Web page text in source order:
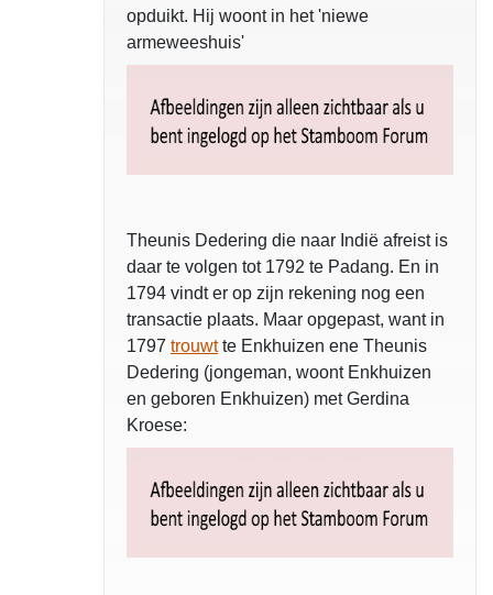
opduikt. Hij woont in het 'niewe
armeweeshuis'
Theunis Dedering die naar Indië afreist is
daar te volgen tot 1792 te Padang. En in
1794 vindt er op zijn rekening nog een
transactie plaats. Maar opgepast, want in
1797 trouwtte Enkhuizen ene Theunis
Dedering (jongeman, woont Enkhuizen
en geboren Enkhuizen) met Gerdina
Kroese: